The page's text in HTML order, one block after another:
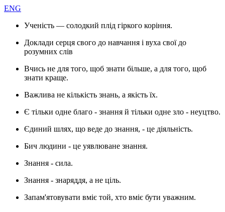
ENG
Ученість — солодкий плід гіркого коріння.
Доклади серця свого до навчання і вуха свої до
розумних слів
Вчись не для того, щоб знати більше, а для того, щоб
знати краще.
Важлива не кількість знань, а якість їх.
Є тільки одне благо - знання й тільки одне зло - неуцтво.
Єдиний шлях, що веде до знання, - це діяльність.
Бич людини - це уявлюване знання.
Знання - сила.
Знання - знаряддя, а не ціль.
Запам'ятовувати вміє той, хто вміє бути уважним.